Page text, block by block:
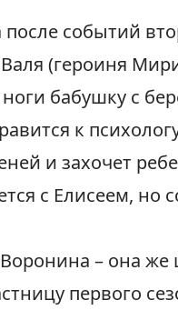
событий
(героиня
бабушку с
к
и захочет
с Елисеем, но
– она же
первого